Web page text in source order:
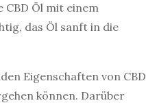
Öl mit einem
das Öl sanft in die
Eigenschaften von CBD
können. Darüber